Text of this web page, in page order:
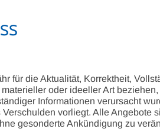
für die Aktualität, Korrektheit,
oder ideeller Art
Informationen verursacht
vorliegt. Alle
gesonderte Ankündigung zu